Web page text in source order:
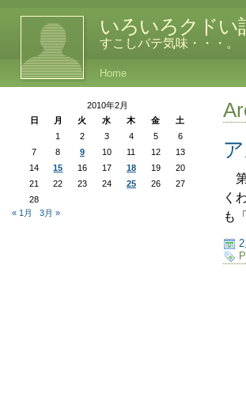
いろいろクドい
すこしバテ気味・・・。
Home
第
く
も
2010年2月
日
月 火 水 木 金
土
1
2 3 4 5
6
7
8 9 10 11 12
13
14
15 16 17 18 19
20
21
22 23 24 25 26
27
28
« 1月
3月 »